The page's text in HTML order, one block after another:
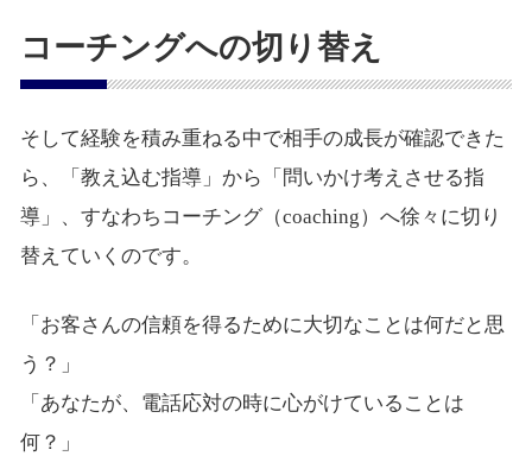
コーチングへの切り替え
そして経験を積み重ねる中で相手の成長が確認できた
ら、「教え込む指導」から「問いかけ考えさせる指
導」、すなわちコーチング（coaching）へ徐々に切り
替えていくのです。
「お客さんの信頼を得るために大切なことは何だと思
う？」
「あなたが、電話応対の時に心がけていることは
何？」